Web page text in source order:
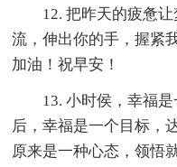
12. 把昨天的疲惫
流，伸出你的手，握紧
加油！祝早安！
13. 小时侯，幸福
后，幸福是一个目标，
原来是一种心态，领悟